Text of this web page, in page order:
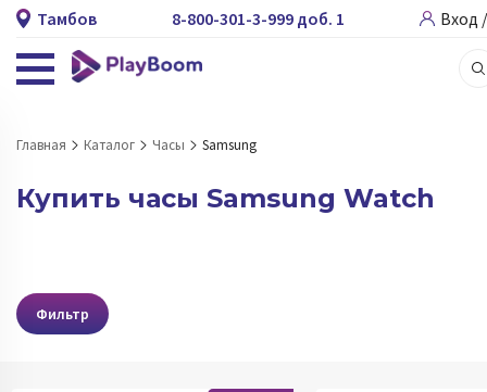
Тамбов 8-800-301-3-999 доб. 1 Вход
Главная Каталог Часы Samsung
Купить часы Samsung Watch
Фильтр